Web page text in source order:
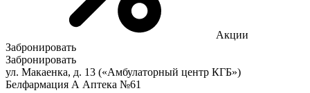
Акции
Забронировать
Забронировать
ул. Макаенка, д. 13 («Амбулаторный центр КГБ»)
Белфармация А Аптека №61